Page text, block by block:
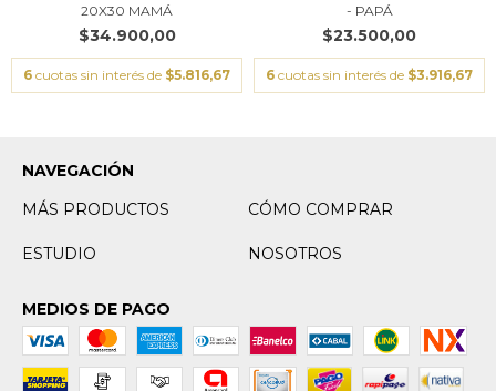
20X30 MAMÁ
$34.900,00
6 cuotas sin interés de $5.816,67
- PAPÁ
$23.500,00
6 cuotas sin interés de $3.916,67
NAVEGACIÓN
MÁS PRODUCTOS
CÓMO COMPRAR
ESTUDIO NOSOTROS
MEDIOS DE PAGO